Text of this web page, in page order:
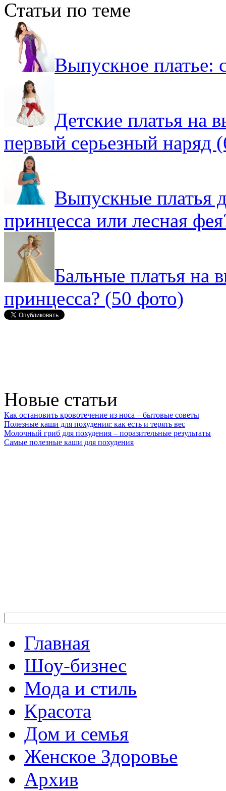
Статьи по теме
Выпускное платье:
Детские платья на
первый серьезный наряд
Выпускные платья
принцесса или лесная
Бальные платья на
принцесса? (50 фото)
Новые статьи
Как остановить кровотечение из носа – бытовые советы
Полезные каши для похудения: как есть и терять вес
Молочный гриб для похудения – поразительные результаты
Самые полезные каши для похудения
Главная
Шоу-бизнес
Мода и стиль
Красота
Дом и семья
Женское Здоровье
Архив